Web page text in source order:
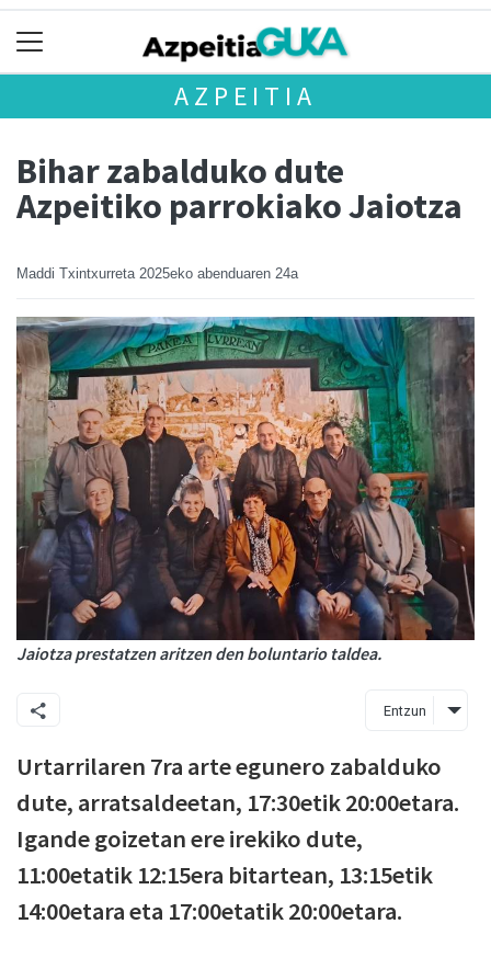
AZPEITIA
Bihar zabalduko dute
Azpeitiko parrokiako Jaiotza
Maddi Txintxurreta 2025eko abenduaren 24a
Jaiotza prestatzen aritzen den boluntario taldea.
Entzun
Urtarrilaren 7ra arte egunero zabalduko
dute, arratsaldeetan, 17:30etik 20:00etara.
Igande goizetan ere irekiko dute,
11:00etatik 12:15era bitartean, 13:15etik
14:00etara eta 17:00etatik 20:00etara.